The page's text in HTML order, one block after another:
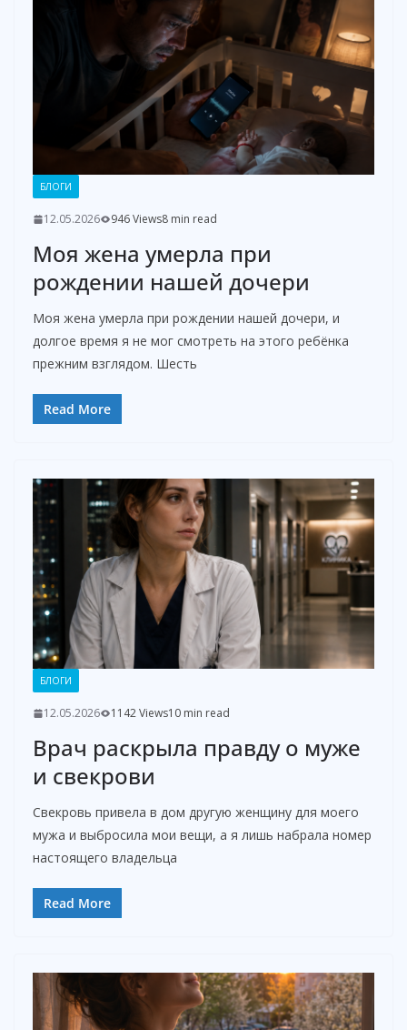
БЛОГИ
12.05.2026 946 Views8 min read
Моя жена умерла при
рождении нашей дочери
Моя жена умерла при рождении нашей дочери, и
долгое время я не мог смотреть на этого ребёнка
прежним взглядом. Шесть
Read More
БЛОГИ
12.05.2026 1142 Views10 min read
Врач раскрыла правду о муже
и свекрови
Свекровь привела в дом другую женщину для моего
мужа и выбросила мои вещи, а я лишь набрала номер
настоящего владельца
Read More